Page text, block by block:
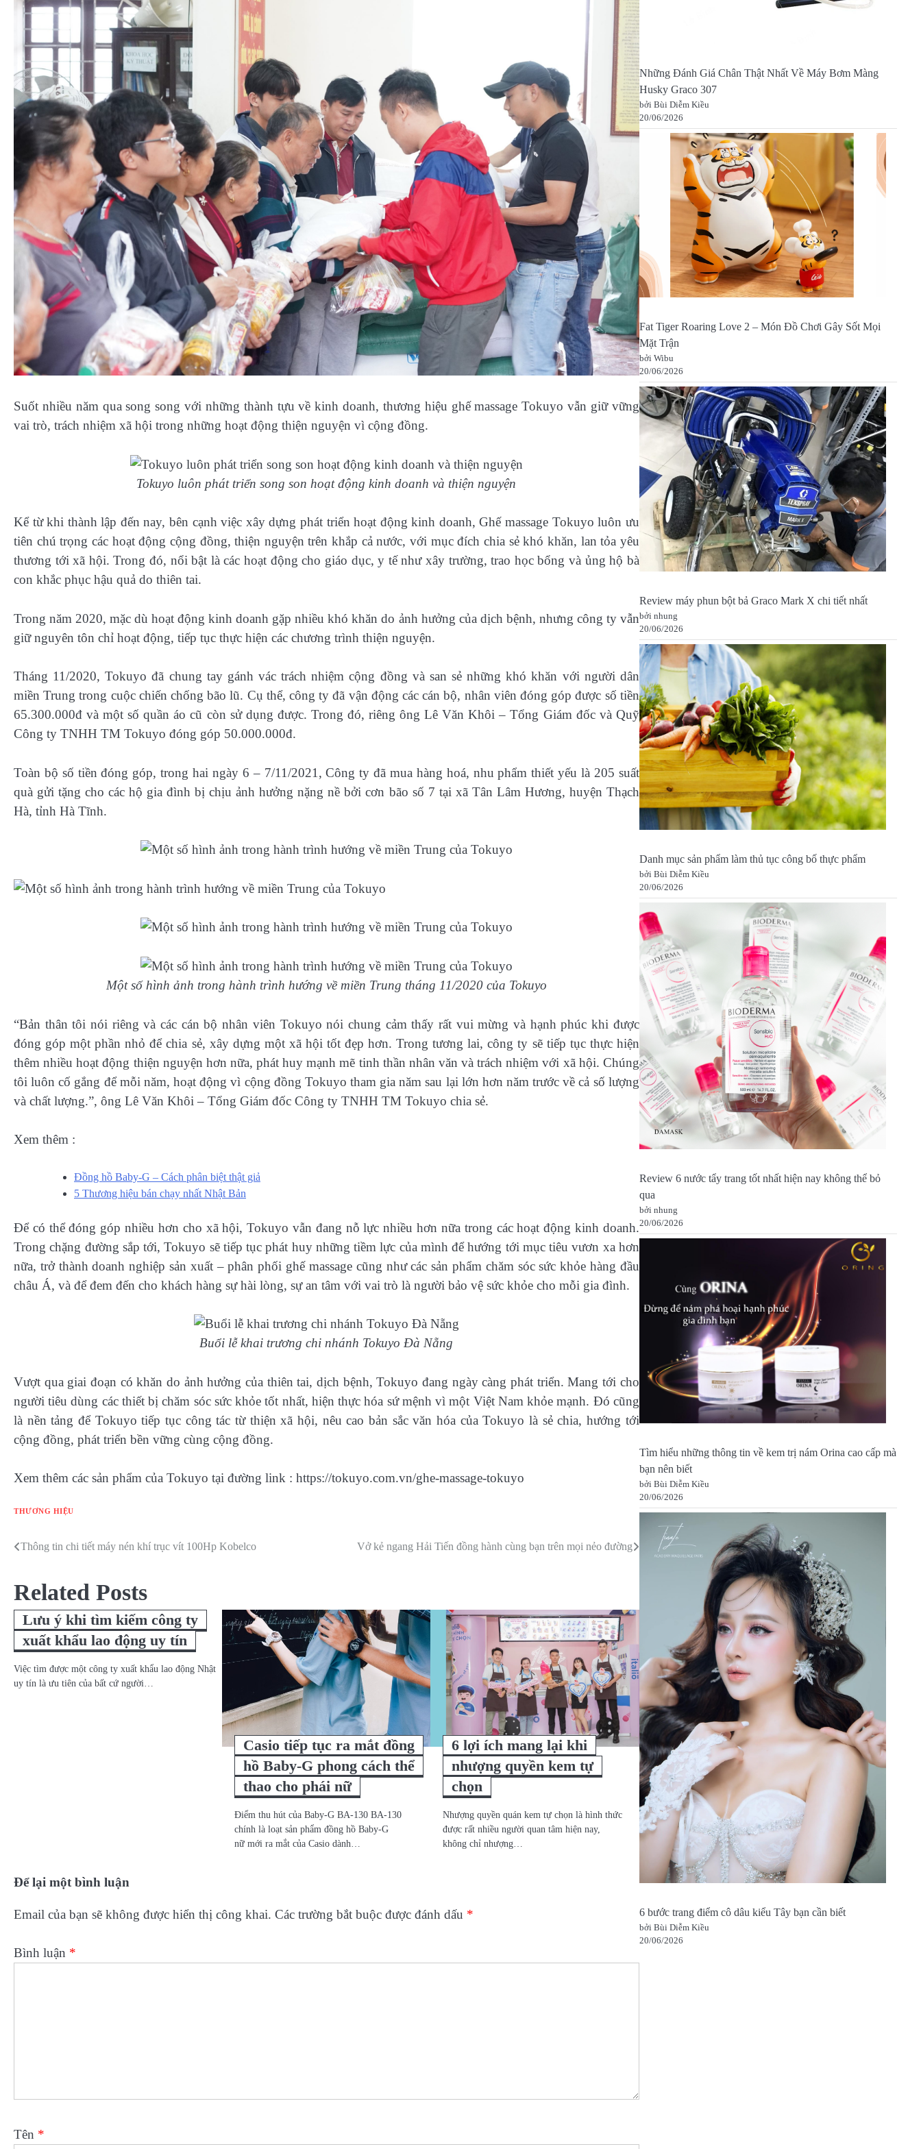
Suốt nhiều năm qua song song với những thành tựu về kinh doanh, thương hiệu ghế massage Tokuyo vẫn giữ vững
vai trò, trách nhiệm xã hội trong những hoạt động thiện nguyện vì cộng đồng.
Tokuyo luôn phát triển song son hoạt động kinh doanh và thiện nguyện
Kể từ khi thành lập đến nay, bên cạnh việc xây dựng phát triển hoạt động kinh doanh, Ghế massage Tokuyo luôn ưu
tiên chú trọng các hoạt động cộng đồng, thiện nguyện trên khắp cả nước, với mục đích chia sẻ khó khăn, lan tỏa yêu
thương tới xã hội. Trong đó, nổi bật là các hoạt động cho giáo dục, y tế như xây trường, trao học bổng và ủng hộ bà
con khắc phục hậu quả do thiên tai.
Trong năm 2020, mặc dù hoạt động kinh doanh gặp nhiều khó khăn do ảnh hưởng của dịch bệnh, nhưng công ty vẫn
giữ nguyên tôn chỉ hoạt động, tiếp tục thực hiện các chương trình thiện nguyện.
Tháng 11/2020, Tokuyo đã chung tay gánh vác trách nhiệm cộng đồng và san sẻ những khó khăn với người dân
miền Trung trong cuộc chiến chống bão lũ. Cụ thể, công ty đã vận động các cán bộ, nhân viên đóng góp được số tiền
65.300.000đ và một số quần áo cũ còn sử dụng được. Trong đó, riêng ông Lê Văn Khôi – Tổng Giám đốc và Quỹ
Công ty TNHH TM Tokuyo đóng góp 50.000.000đ.
Toàn bộ số tiền đóng góp, trong hai ngày 6 – 7/11/2021, Công ty đã mua hàng hoá, nhu phẩm thiết yếu là 205 suất
quà gửi tặng cho các hộ gia đình bị chịu ảnh hưởng nặng nề bởi cơn bão số 7 tại xã Tân Lâm Hương, huyện Thạch
Hà, tỉnh Hà Tĩnh.
Một số hình ảnh trong hành trình hướng về miền Trung tháng 11/2020 của Tokuyo
“Bản thân tôi nói riêng và các cán bộ nhân viên Tokuyo nói chung cảm thấy rất vui mừng và hạnh phúc khi được
đóng góp một phần nhỏ để chia sẻ, xây dựng một xã hội tốt đẹp hơn. Trong tương lai, công ty sẽ tiếp tục thực hiện
thêm nhiều hoạt động thiện nguyện hơn nữa, phát huy mạnh mẽ tinh thần nhân văn và trách nhiệm với xã hội. Chúng
tôi luôn cố gắng để mỗi năm, hoạt động vì cộng đồng Tokuyo tham gia năm sau lại lớn hơn năm trước về cả số lượng
và chất lượng.”, ông Lê Văn Khôi – Tổng Giám đốc Công ty TNHH TM Tokuyo chia sẻ.
Xem thêm :
Đồng hồ Baby-G – Cách phân biệt thật giả
5 Thương hiệu bán chạy nhất Nhật Bản
Để có thể đóng góp nhiều hơn cho xã hội, Tokuyo vẫn đang nỗ lực nhiều hơn nữa trong các hoạt động kinh doanh.
Trong chặng đường sắp tới, Tokuyo sẽ tiếp tục phát huy những tiềm lực của mình để hướng tới mục tiêu vươn xa hơn
nữa, trở thành doanh nghiệp sản xuất – phân phối ghế massage cũng như các sản phẩm chăm sóc sức khỏe hàng đầu
châu Á, và để đem đến cho khách hàng sự hài lòng, sự an tâm với vai trò là người bảo vệ sức khỏe cho mỗi gia đình.
Buổi lễ khai trương chi nhánh Tokuyo Đà Nẵng
Vượt qua giai đoạn có khăn do ảnh hưởng của thiên tai, dịch bệnh, Tokuyo đang ngày càng phát triển. Mang tới cho
người tiêu dùng các thiết bị chăm sóc sức khỏe tốt nhất, hiện thực hóa sứ mệnh vì một Việt Nam khỏe mạnh. Đó cũng
là nền tảng để Tokuyo tiếp tục công tác từ thiện xã hội, nêu cao bản sắc văn hóa của Tokuyo là sẻ chia, hướng tới
cộng đồng, phát triển bền vững cùng cộng đồng.
Xem thêm các sản phẩm của Tokuyo tại đường link : https://tokuyo.com.vn/ghe-massage-tokuyo
THƯƠNG HIỆU
Điều
bài
viết
Thông tin chi tiết máy nén khí trục vít 100Hp Kobelco Vở kẻ ngang Hải Tiến đồng hành cùng bạn trên mọi nẻo đường
Related Posts
Lưu ý khi tìm kiếm công ty
xuất khẩu lao động uy tín
Việc tìm được một công ty xuất khẩu lao động Nhật
uy tín là ưu tiên của bất cứ người…
Casio tiếp tục ra mắt đồng
hồ Baby-G phong cách thể
thao cho phái nữ
Điểm thu hút của Baby-G BA-130 BA-130
chính là loạt sản phẩm đồng hồ Baby-G
nữ mới ra mắt của Casio dành…
6 lợi ích mang lại khi
nhượng quyền kem tự
chọn
Nhượng quyền quán kem tự chọn là hình thức
được rất nhiều người quan tâm hiện nay,
không chỉ nhượng…
Để lại một bình luận
Email của bạn sẽ không được hiển thị công khai. Các trường bắt buộc được đánh dấu *
Bình luận *
Tên *
Những Đánh Giá Chân Thật Nhất Về Máy Bơm Màng
Husky Graco 307
bởi Bùi Diễm Kiều
20/06/2026
Fat Tiger Roaring Love 2 – Món Đồ Chơi Gây Sốt Mọi
Mặt Trận
bởi Wibu
20/06/2026
Review máy phun bột bả Graco Mark X chi tiết nhất
bởi nhung
20/06/2026
Danh mục sản phẩm làm thủ tục công bố thực phẩm
bởi Bùi Diễm Kiều
20/06/2026
Review 6 nước tẩy trang tốt nhất hiện nay không thể bỏ
qua
bởi nhung
20/06/2026
Tìm hiểu những thông tin về kem trị nám Orina cao cấp mà
bạn nên biết
bởi Bùi Diễm Kiều
20/06/2026
6 bước trang điểm cô dâu kiểu Tây bạn cần biết
bởi Bùi Diễm Kiều
20/06/2026